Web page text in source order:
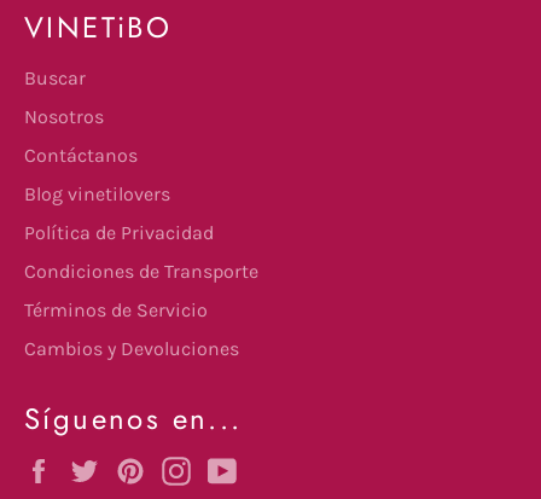
VINETiBO
Buscar
Nosotros
Contáctanos
Blog vinetilovers
Política de Privacidad
Condiciones de Transporte
Términos de Servicio
Cambios y Devoluciones
Síguenos en...
FacebookTwitterPinterestInstagram